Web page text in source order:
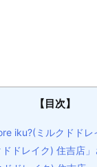
【目次】
iku?(ミルクドド
ドレイク) 住吉店